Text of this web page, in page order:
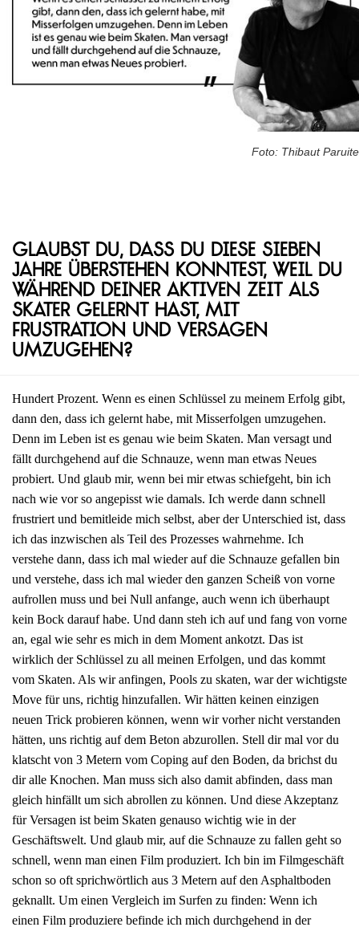
Foto: Thibaut Paruite
Glaubst du, dass du diese sieben
Jahre überstehen konntest, weil du
während deiner aktiven Zeit als
Skater gelernt hast, mit
Frustration und Versagen
umzugehen?
Hundert Prozent. Wenn es einen Schlüssel zu meinem Erfolg gibt,
dann den, dass ich gelernt habe, mit Misserfolgen umzugehen.
Denn im Leben ist es genau wie beim Skaten. Man versagt und
fällt durchgehend auf die Schnauze, wenn man etwas Neues
probiert. Und glaub mir, wenn bei mir etwas schiefgeht, bin ich
nach wie vor so angepisst wie damals. Ich werde dann schnell
frustriert und bemitleide mich selbst, aber der Unterschied ist, dass
ich das inzwischen als Teil des Prozesses wahrnehme. Ich
verstehe dann, dass ich mal wieder auf die Schnauze gefallen bin
und verstehe, dass ich mal wieder den ganzen Scheiß von vorne
aufrollen muss und bei Null anfange, auch wenn ich überhaupt
kein Bock darauf habe. Und dann steh ich auf und fang von vorne
an, egal wie sehr es mich in dem Moment ankotzt. Das ist
wirklich der Schlüssel zu all meinen Erfolgen, und das kommt
vom Skaten. Als wir anfingen, Pools zu skaten, war der wichtigste
Move für uns, richtig hinzufallen. Wir hätten keinen einzigen
neuen Trick probieren können, wenn wir vorher nicht verstanden
hätten, uns richtig auf dem Beton abzurollen. Stell dir mal vor du
klatscht von 3 Metern vom Coping auf den Boden, da brichst du
dir alle Knochen. Man muss sich also damit abfinden, dass man
gleich hinfällt um sich abrollen zu können. Und diese Akzeptanz
für Versagen ist beim Skaten genauso wichtig wie in der
Geschäftswelt. Und glaub mir, auf die Schnauze zu fallen geht so
schnell, wenn man einen Film produziert. Ich bin im Filmgeschäft
schon so oft sprichwörtlich aus 3 Metern auf den Asphaltboden
geknallt. Um einen Vergleich im Surfen zu finden: Wenn ich
einen Film produziere befinde ich mich durchgehend in der